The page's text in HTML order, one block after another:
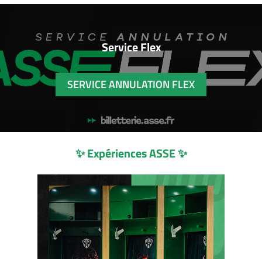
Service Flex
SERVICE ANNULATION FLEX
✨ Expériences ASSE ✨